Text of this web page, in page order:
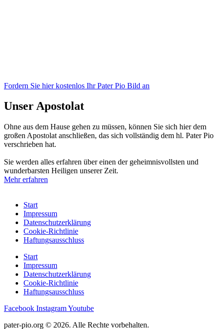
Fordern Sie hier kostenlos Ihr Pater Pio Bild an
Unser Apostolat
Ohne aus dem Hause gehen zu müssen, können Sie sich hier dem
großen Apostolat anschließen, das sich vollständig dem hl. Pater Pio
verschrieben hat.
Sie werden alles erfahren über einen der geheimnisvollsten und
wunderbarsten Heiligen unserer Zeit.
Mehr erfahren
Start
Impressum
Datenschutzerklärung
Cookie-Richtlinie
Haftungsausschluss
Start
Impressum
Datenschutzerklärung
Cookie-Richtlinie
Haftungsausschluss
Facebook InstagramYoutube
pater-pio.org © 2026. Alle Rechte vorbehalten.